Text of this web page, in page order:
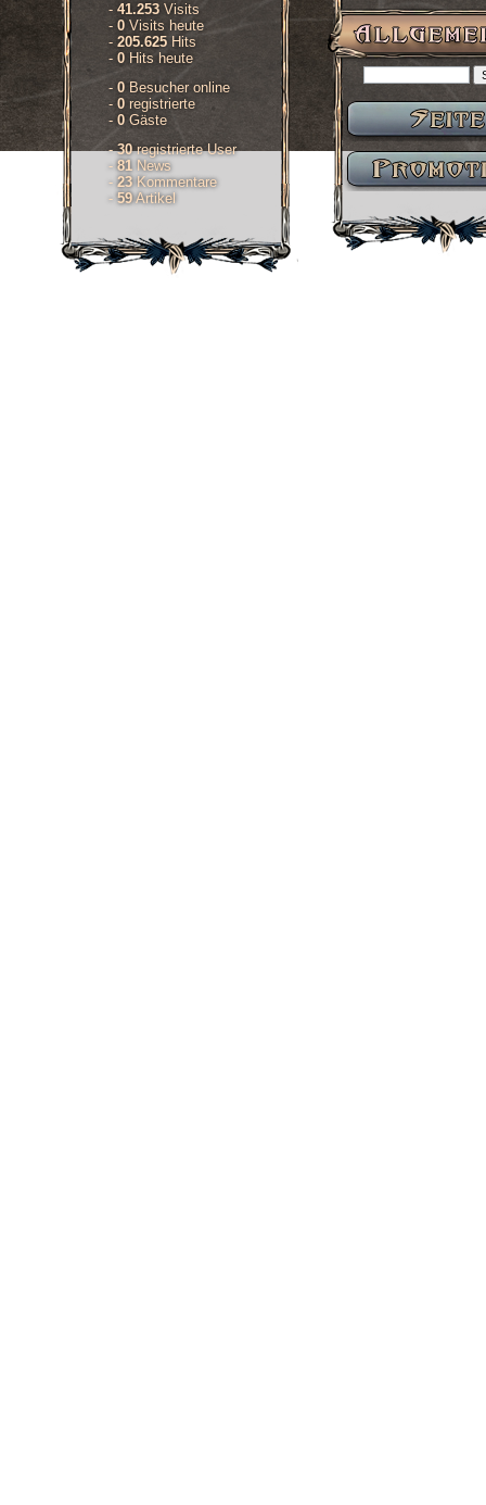
- 41.253 Visits
- 0 Visits heute
- 205.625 Hits
- 0 Hits heute
- 0 Besucher online
- 0 registrierte
- 0Gäste
-30registrierte User
- 81 News
- 23 Kommentare
- 59Artikel